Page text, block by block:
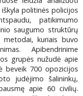
politinės policijos
patikimumo
saugumo struktūrų
metodai, kuriais buvo
Apibendrinime
grupės nužudė apie
beveik 700 opozicijos
judėjimo šalininkų,
apie 60 civilių.